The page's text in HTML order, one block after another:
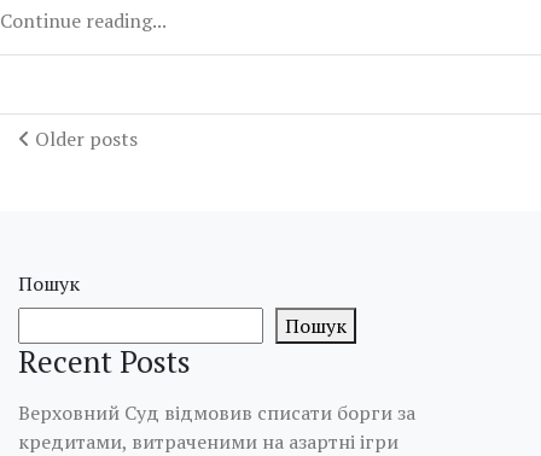
Continue reading...
Older posts
Пошук
Пошук
Recent Posts
Верховний Суд відмовив списати борги за
кредитами, витраченими на азартні ігри